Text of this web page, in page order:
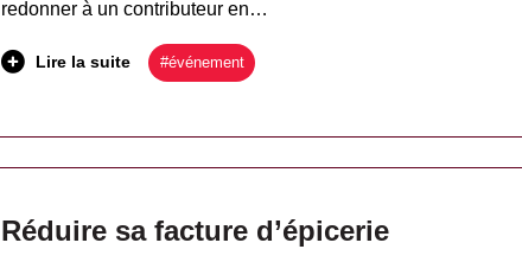
redonner à un contributeur en…
Lire la suite #événement
Réduire sa facture d’épicerie